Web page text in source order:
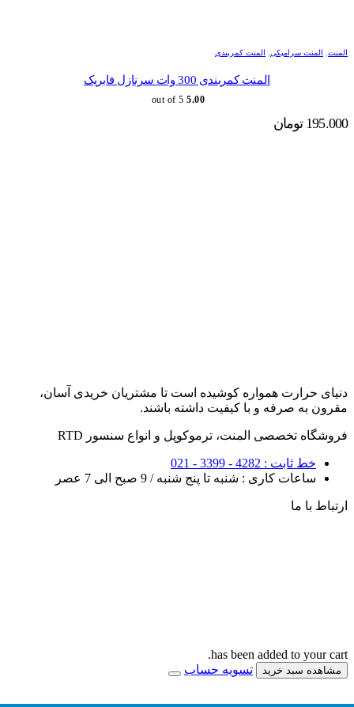
المنت, المنت سرامیکی, المنت کمربندی
المنت کمربندی 300 وات سرنازل فابریک
5.00
195.000 تومان
دنیای حرارت همواره کوشیده است تا مشتریان خریدی آسان،
مقرون به صرفه و با کیفیت داشته باشند.
فروشگاه تخصصی المنت، ترموکوپل و انواع سنسور RTD
خط ثابت : 4282 - 3399 - 021
ساعات کاری : شنبه تا پنج شنبه / 9 صبح الی 7 عصر
ارتباط با ما
has been added to your cart.
مشاهده سبد خرید تسویه حساب